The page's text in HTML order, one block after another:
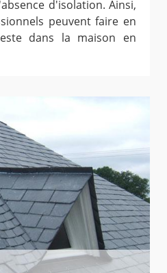
d'isolation. Ainsi,
peuvent faire en
dans la maison en